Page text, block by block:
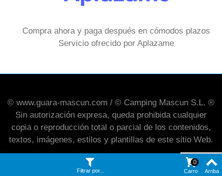
Compra ahora y paga después en cómodos plazos
Servicio ofrecido por Aplazame
© www.guara-mascun.com / © Camping Mascun S.L. ®
Sin autorización expresa, queda prohibida cualquier
copia o reproducción total o parcial de los contenidos,
textos, imágenes, estilos y plantillas de este sitio Web.
Filtrar por... Carro
0
Arriba